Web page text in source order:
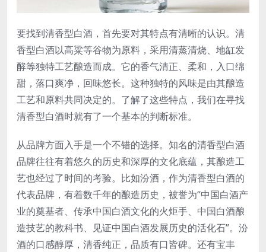
要找到清香型白酒，首先要对其特点有清晰的认识。清
香型白酒以高粱等谷物为原料，采用清蒸清烧、地缸发
酵等独特工艺酿造而成。它的香气清正、柔和，入口绵
甜，落口爽净，回味悠长。这种独特的风味是由其酿造
工艺和原料共同决定的。了解了这些特点，我们在寻找
清香型白酒时就有了一个基本的判断标准。
从品牌方面入手是一个不错的选择。知名的清香型白酒
品牌往往有着悠久的历史和深厚的文化底蕴，其酿造工
艺也经过了时间的考验。比如汾酒，作为清香型白酒的
代表品牌，有着数千年的酿造历史，被誉为“中国白酒产
业的奠基者、传承中国白酒文化的火炬手、中国白酒酿
造技艺的教科书、见证中国白酒发展历史的活化石”。汾
酒的口感醇厚，清香纯正，品质有口皆碑。还有宝丰